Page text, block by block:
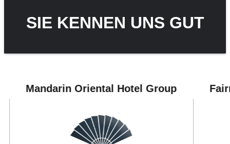
SIE KENNEN UNS GUT
Oriental Hotel Group Fairmont